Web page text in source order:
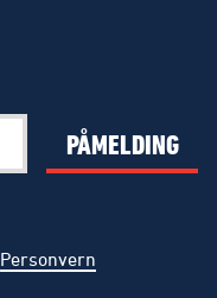
PÅMELDING
Personvern